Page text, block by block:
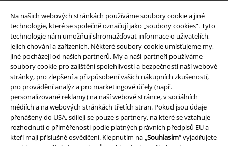
Na našich webových stránkách používáme soubory cookie a jiné
technologie, které se společně označují jako „soubory cookies“. Tyto
technologie nám umožňují shromažďovat informace o uživatelích,
jejich chování a zařízeních. Některé soubory cookie umísťujeme my,
jiné pocházejí od našich partnerů. My a naši partneři používáme
soubory cookie pro zajištění spolehlivosti a bezpečnosti naší webové
stránky, pro zlepšení a přizpůsobení vašich nákupních zkušeností,
pro provádění analýz a pro marketingové účely (např.
personalizované reklamy) na naší webové stránce, v sociálních
médiích a na webových stránkách třetích stran. Pokud jsou údaje
přenášeny do USA, sdílejí se pouze s partnery, na které se vztahuje
rozhodnutí o přiměřenosti podle platných právních předpisů EU a
kteří mají příslušné osvědčení. Klepnutím na „Souhlasím“ vyjadřujete
Nabídky pro vás
Soutěž
Objednejte si dárkový poukaz
O EMP
Udržitelnost